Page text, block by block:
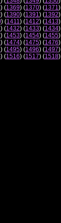
) (1369) (1370) (1371)
) (1390) (1391) (1392)
) (1411) (1412) (1413)
) (1432) (1433) (1434)
) (1453) (1454) (1455)
) (1474) (1475) (1476)
) (1495) (1496) (1497)
) (1516) (1517) (1518)